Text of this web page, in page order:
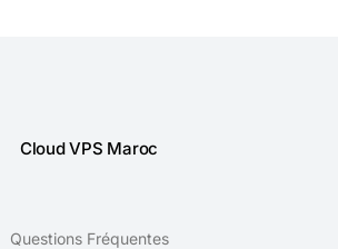
Cloud VPS Maroc
Questions Fréquentes